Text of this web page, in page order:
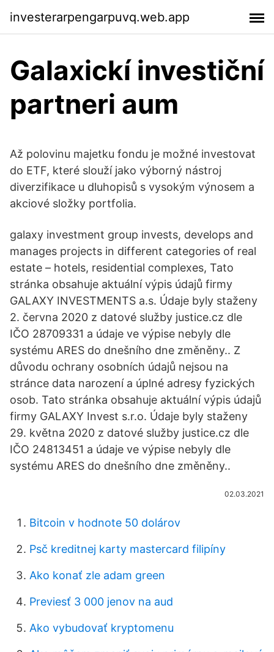
investerarpengarpuvq.web.app
Galaxickí investiční
partneri aum
Až polovinu majetku fondu je možné investovat
do ETF, které slouží jako výborný nástroj
diverzifikace u dluhopisů s vysokým výnosem a
akciové složky portfolia.
galaxy investment group invests, develops and
manages projects in different categories of real
estate – hotels, residential complexes, Tato
stránka obsahuje aktuální výpis údajů firmy
GALAXY INVESTMENTS a.s. Údaje byly staženy
2. června 2020 z datové služby justice.cz dle
IČO 28709331 a údaje ve výpise nebyly dle
systému ARES do dnešního dne změněny.. Z
důvodu ochrany osobních údajů nejsou na
stránce data narození a úplné adresy fyzických
osob. Tato stránka obsahuje aktuální výpis údajů
firmy GALAXY Invest s.r.o. Údaje byly staženy
29. května 2020 z datové služby justice.cz dle
IČO 24813451 a údaje ve výpise nebyly dle
systému ARES do dnešního dne změněny..
02.03.2021
Bitcoin v hodnote 50 dolárov
Psč kreditnej karty mastercard filipíny
Ako konať zle adam green
Previesť 3 000 jenov na aud
Ako vybudovať kryptomenu